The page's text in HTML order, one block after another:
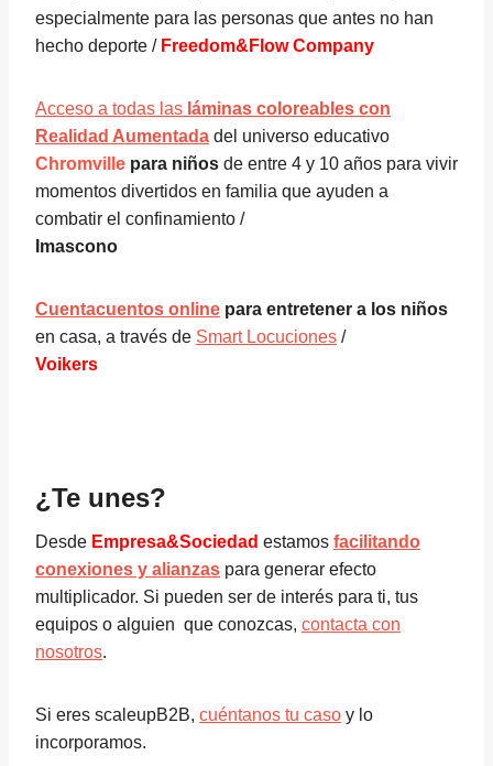
especialmente para las personas que antes no han
hecho deporte / Freedom&Flow Company
Acceso a todas las láminas coloreables con
Realidad Aumentada del universo educativo
Chromville para niños de entre 4 y 10 años para vivir
momentos divertidos en familia que ayuden a
combatir el confinamiento /
Imascono
Cuentacuentos online para entretener a los niños
en casa, a través de Smart Locuciones /
Voikers
¿Te unes?
Desde Empresa&Sociedad estamos facilitando
conexiones y alianzas para generar efecto
multiplicador. Si pueden ser de interés para ti, tus
equipos o alguien que conozcas, contacta con
nosotros.
Si eres scaleupB2B, cuéntanos tu caso y lo
incorporamos.